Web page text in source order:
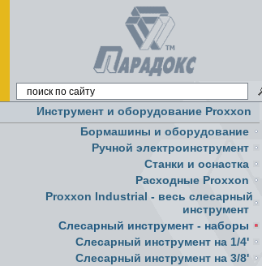
Инструмент и оборудование Proxxon
Бормашины и оборудование
Ручной электроинструмент
Cтанки и оснастка
Расходные Proxxon
Proxxon Industrial - весь слесарный
инструмент
Слесарный инструмент - наборы
Слесарный инструмент на 1/4'
Слесарный инструмент на 3/8'